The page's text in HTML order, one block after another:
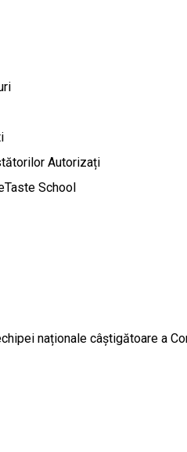
Autorizați
School
naționale câștigătoare a